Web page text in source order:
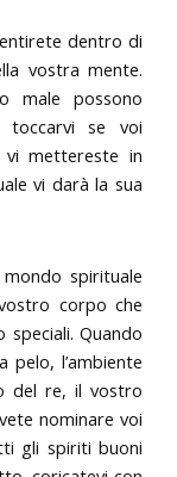
dentro di
vostra mente.
male possono
toccarvi se voi
mettereste in
vi darà la sua
spirituale
corpo che
Quando
l’ambiente
del re, il vostro
nominare voi
gli spiriti buoni